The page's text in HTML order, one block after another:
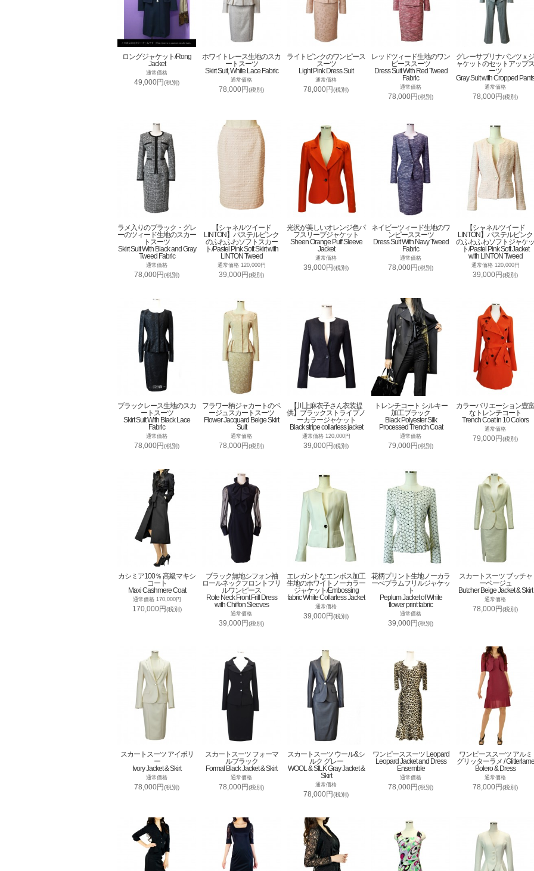
ロングジャケット/Rong
Jacket
通常価格
49,000円(税別)
ホワイトレース生地のスカ
ートスーツ
Skirt Suit, White Lace Fabric
通常価格
78,000円(税別)
ライトピンクのワンピース
スーツ
Light Pink Dress Suit
通常価格
78,000円(税別)
レッドツィード生地のワン
ピーススーツ
Dress Suit With Red Tweed
Fabric
通常価格
78,000円(税別)
グレーサブリナパンツｘジ
ャケットのセットアップス
ーツ
Gray Suit with Cropped Pants
通常価格
78,000円(税別)
ラメ入りのブラック・グレ
ーのツィード生地のスカー
トスーツ
Skirt Suit With Black and Gray
Tweed Fabric
通常価格
78,000円(税別)
【シャネルツイード
LINTON】パステルピンク
のふわふわソフトスカー
ト/Pastel Pink Soft Skirt with
LINTON Tweed
通常価格 120,000円
39,000円(税別)
光沢が美しいオレンジ色パ
フスリーブジャケット
Sheen Orange Puff Sleeve
Jacket
通常価格
39,000円(税別)
ネイビーツィード生地のワ
ンピーススーツ
Dress Suit With Navy Tweed
Fabric
通常価格
78,000円(税別)
【シャネルツイード
LINTON】パステルピンク
のふわふわソフトジャケッ
ト/Pastel Pink Soft Jacket
with LINTON Tweed
通常価格 120,000円
39,000円(税別)
ブラックレース生地のスカ
ートスーツ
Skirt Suit With Black Lace
Fabric
通常価格
78,000円(税別)
フラワー柄ジャカートのベ
ージュスカートスーツ
Flower Jacquard Beige Skirt
Suit
通常価格
78,000円(税別)
【川上麻衣子さん衣装提
供】ブラックストライプノ
ーカラージャケット
Black stripe collarless jacket
通常価格 120,000円
39,000円(税別)
トレンチコート シルキー
加工ブラック
Black Polyester Silk
Processed Trench Coat
通常価格
79,000円(税別)
カラーバリエーション豊富
なトレンチコート
Trench Coat in 10 Colors
通常価格
79,000円(税別)
カシミア100％ 高級マキシ
コート
Maxi Cashmere Coat
通常価格 170,000円
170,000円(税別)
ブラック無地シフォン袖
ロールネックフロントフリ
ルワンピース
Role Neck Front Frill Dress
with Chiffon Sleeves
通常価格
39,000円(税別)
エレガントなエンボス加工
生地のホワイトノーカラー
ジャケット/Embossing
fabric White Collarless Jacket
通常価格
39,000円(税別)
花柄プリント生地ノーカラ
ーぺプラムフリルジャケッ
ト
Peplum Jacket of White
flower print fabric
通常価格
39,000円(税別)
スカートスーツ ブッチャ
ーベージュ
Butcher Beige Jacket & Skirt
通常価格
78,000円(税別)
スカートスーツ アイボリ
ー
Ivory Jacket & Skirt
通常価格
78,000円(税別)
スカートスーツ フォーマ
ルブラック
Formal Black Jacket & Skirt
通常価格
78,000円(税別)
スカートスーツ ウール&シ
ルク グレー
WOOL & SILK Gray Jacket &
Skirt
通常価格
78,000円(税別)
ワンピーススーツ Leopard
Leopard Jacket and Dress
Ensemble
通常価格
78,000円(税別)
ワンピーススーツ アルミ
グリッターラメ / Glitterlame
Bolero & Dress
通常価格
78,000円(税別)